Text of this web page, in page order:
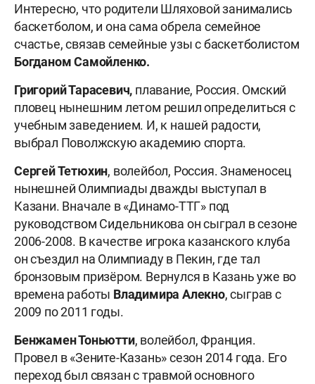
Интересно, что родители Шляховой занимались
баскетболом, и она сама обрела семейное
счастье, связав семейные узы с баскетболистом
Богданом Самойленко.
Григорий Тарасевич, плавание, Россия. Омский
пловец нынешним летом решил определиться с
учебным заведением. И, к нашей радости,
выбрал Поволжскую академию спорта.
Сергей Тетюхин, волейбол, Россия. Знаменосец
нынешней Олимпиады дважды выступал в
Казани. Вначале в «Динамо-ТТГ» под
руководством Сидельникова он сыграл в сезоне
2006-2008. В качестве игрока казанского клуба
он съездил на Олимпиаду в Пекин, где тал
бронзовым призёром. Вернулся в Казань уже во
времена работы Владимира Алекно, сыграв с
2009 по 2011 годы.
Бенжамен Тоньютти, волейбол, Франция.
Провел в «Зените-Казань» сезон 2014 года. Его
переход был связан с травмой основного